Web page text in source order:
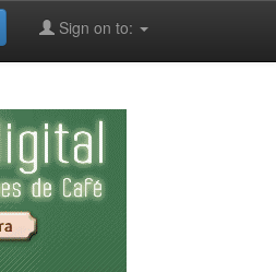
Sign on to: